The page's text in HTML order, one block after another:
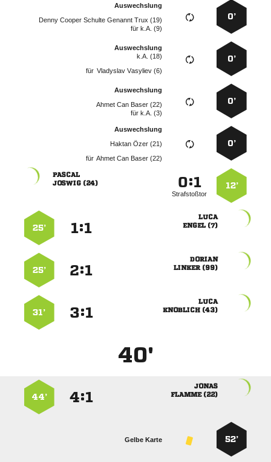
0’
Auswechslung
     
fürk.A. (9)
0’
Auswechslung
k.A. (18)
für   
0’
Auswechslung
   
fürk.A. (3)
0’
Auswechslung
  
für    
12’
:
Strafstoßtor

 

 
:
25’

 
:
25’

 
:
31’
40'

 
:
44’
52’
Gelbe Karte